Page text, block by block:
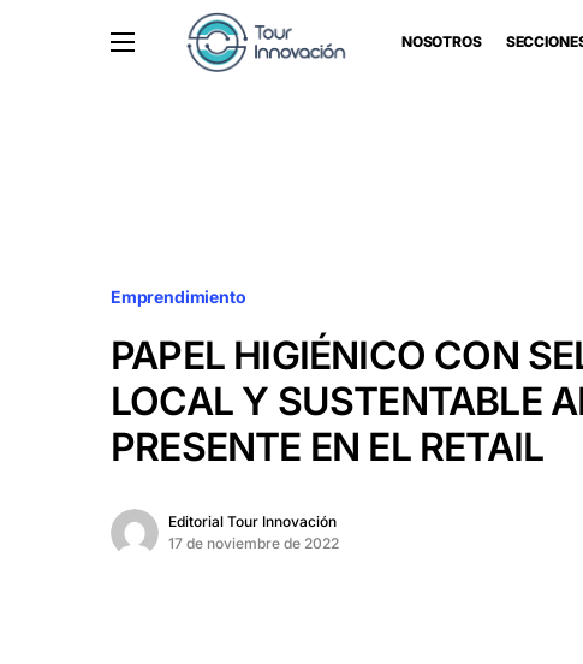
NOSOTROS
Emprendimiento
PAPEL HIGIÉNICO CON
LOCAL Y SUSTENTABLE
PRESENTE EN EL RETAIL
Editorial Tour Innovación
17 de noviembre de 2022